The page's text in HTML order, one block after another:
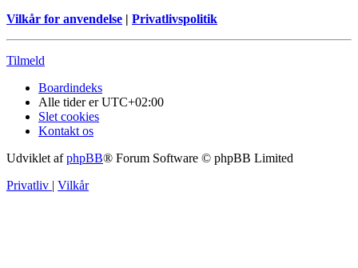
Vilkår for anvendelse | Privatlivspolitik
Tilmeld
Boardindeks
Alle tider erUTC+02:00
Slet cookies
Kontakt os
Udviklet afphpBB® Forum Software © phpBB Limited
Privatliv | Vilkår